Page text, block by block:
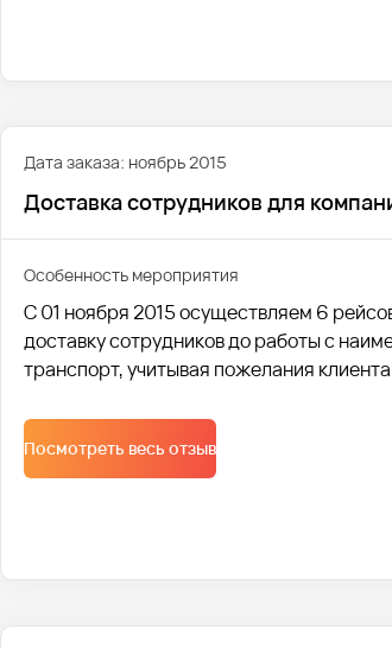
Дата заказа: ноябрь 2015
Доставка сотрудников для
Особенность мероприятия
С 01 ноября 2015 осуществляем 6
доставку сотрудников до работы с
транспорт, учитывая пожелания
Посмотреть весь отзыв